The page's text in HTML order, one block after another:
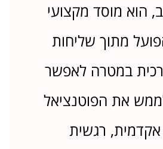
הוא מוסד מקצועי
מתוך שליחות
במטרה לאפשר
את הפוטנציאל
רגשית